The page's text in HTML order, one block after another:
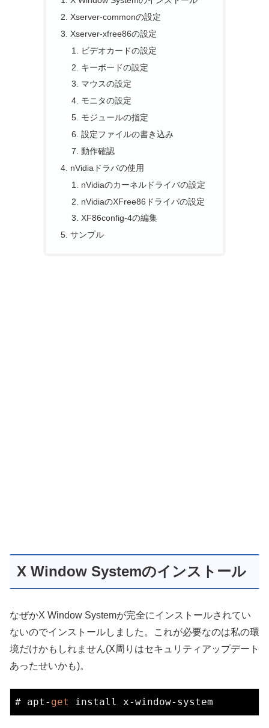
Xserver-commonの設定
Xserver-xfree86の設定
ビデオカードの設定
キーボードの設定
マウスの設定
モニタの設定
モジュールの指定
設定ファイルの書き込み
動作確認
nVidiaドラバの使用
nVidiaのカーネルドライバの設定
nVidiaのXFree86ドライバの設定
XF86config-4の編集
サンプル
X Window Systemのインストール
なぜかX Window Systemが完全にインストールされてい
ないのでインストールしました。これが必要なのは私の環
境だけかもしれません(X周りはセキュリティアップデート
あったせいかも)。
# apt- get install x-window